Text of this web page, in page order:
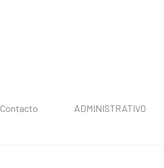
Contacto ADMINISTRATIVO